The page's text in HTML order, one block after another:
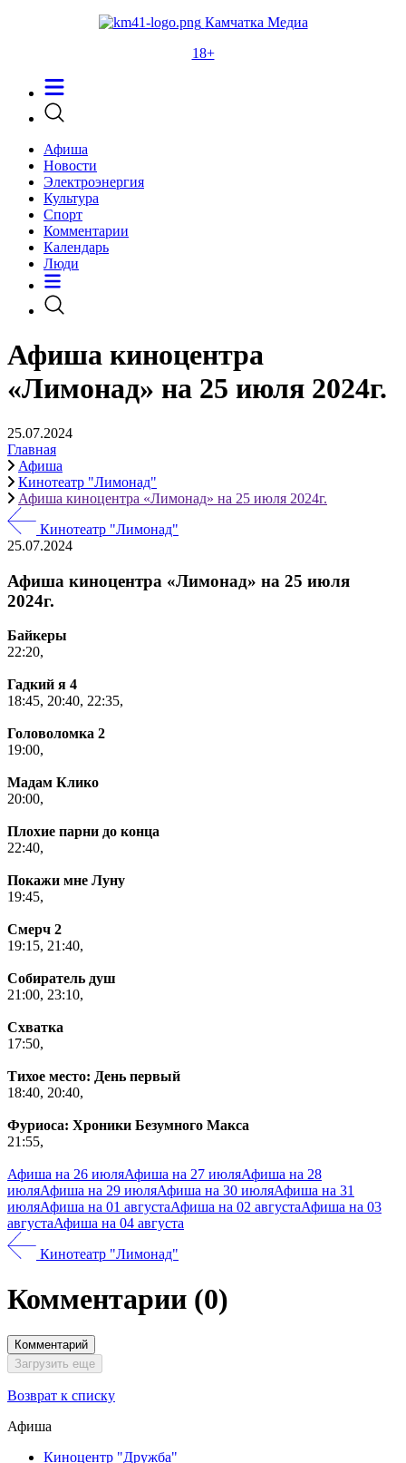
Камчатка Медиа
18+
Афиша
Новости
Электроэнергия
Культура
Спорт
Комментарии
Календарь
Люди
Афиша киноцентра
«Лимонад» на 25 июля 2024г.
25.07.2024
Главная
Афиша
Кинотеатр "Лимонад"
Афиша киноцентра «Лимонад» на 25 июля 2024г.
Кинотеатр "Лимонад"
25.07.2024
Афиша киноцентра «Лимонад» на 25 июля
2024г.
Байкеры
22:20,
Гадкий я 4
18:45, 20:40, 22:35,
Головоломка 2
19:00,
Мадам Клико
20:00,
Плохие парни до конца
22:40,
Покажи мне Луну
19:45,
Смерч 2
19:15, 21:40,
Собиратель душ
21:00, 23:10,
Схватка
17:50,
Тихое место: День первый
18:40, 20:40,
Фуриоса: Хроники Безумного Макса
21:55,
Афиша на 26 июляАфиша на 27 июляАфиша на 28
июляАфиша на 29 июляАфиша на 30 июляАфиша на 31
июляАфиша на 01 августаАфиша на 02 августаАфиша на 03
августаАфиша на 04 августа
Кинотеатр "Лимонад"
Комментарии (0)
Комментарий
Загрузить еще
Возврат к списку
Афиша
Киноцентр "Дружба"